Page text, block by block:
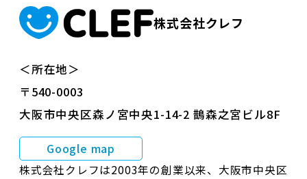
株式会社クレフ
＜所在地＞
〒540-0003
大阪市中央区森ノ宮中央1-14-2 鵲森之宮ビル8F
Google map
株式会社クレフは2003年の創業以来、大阪市中央区